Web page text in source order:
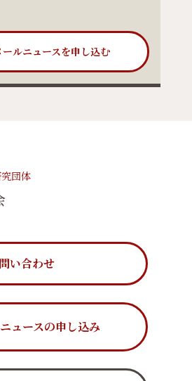
ールニュースを申し込む
団体
い合わせ
ュースの申し込み